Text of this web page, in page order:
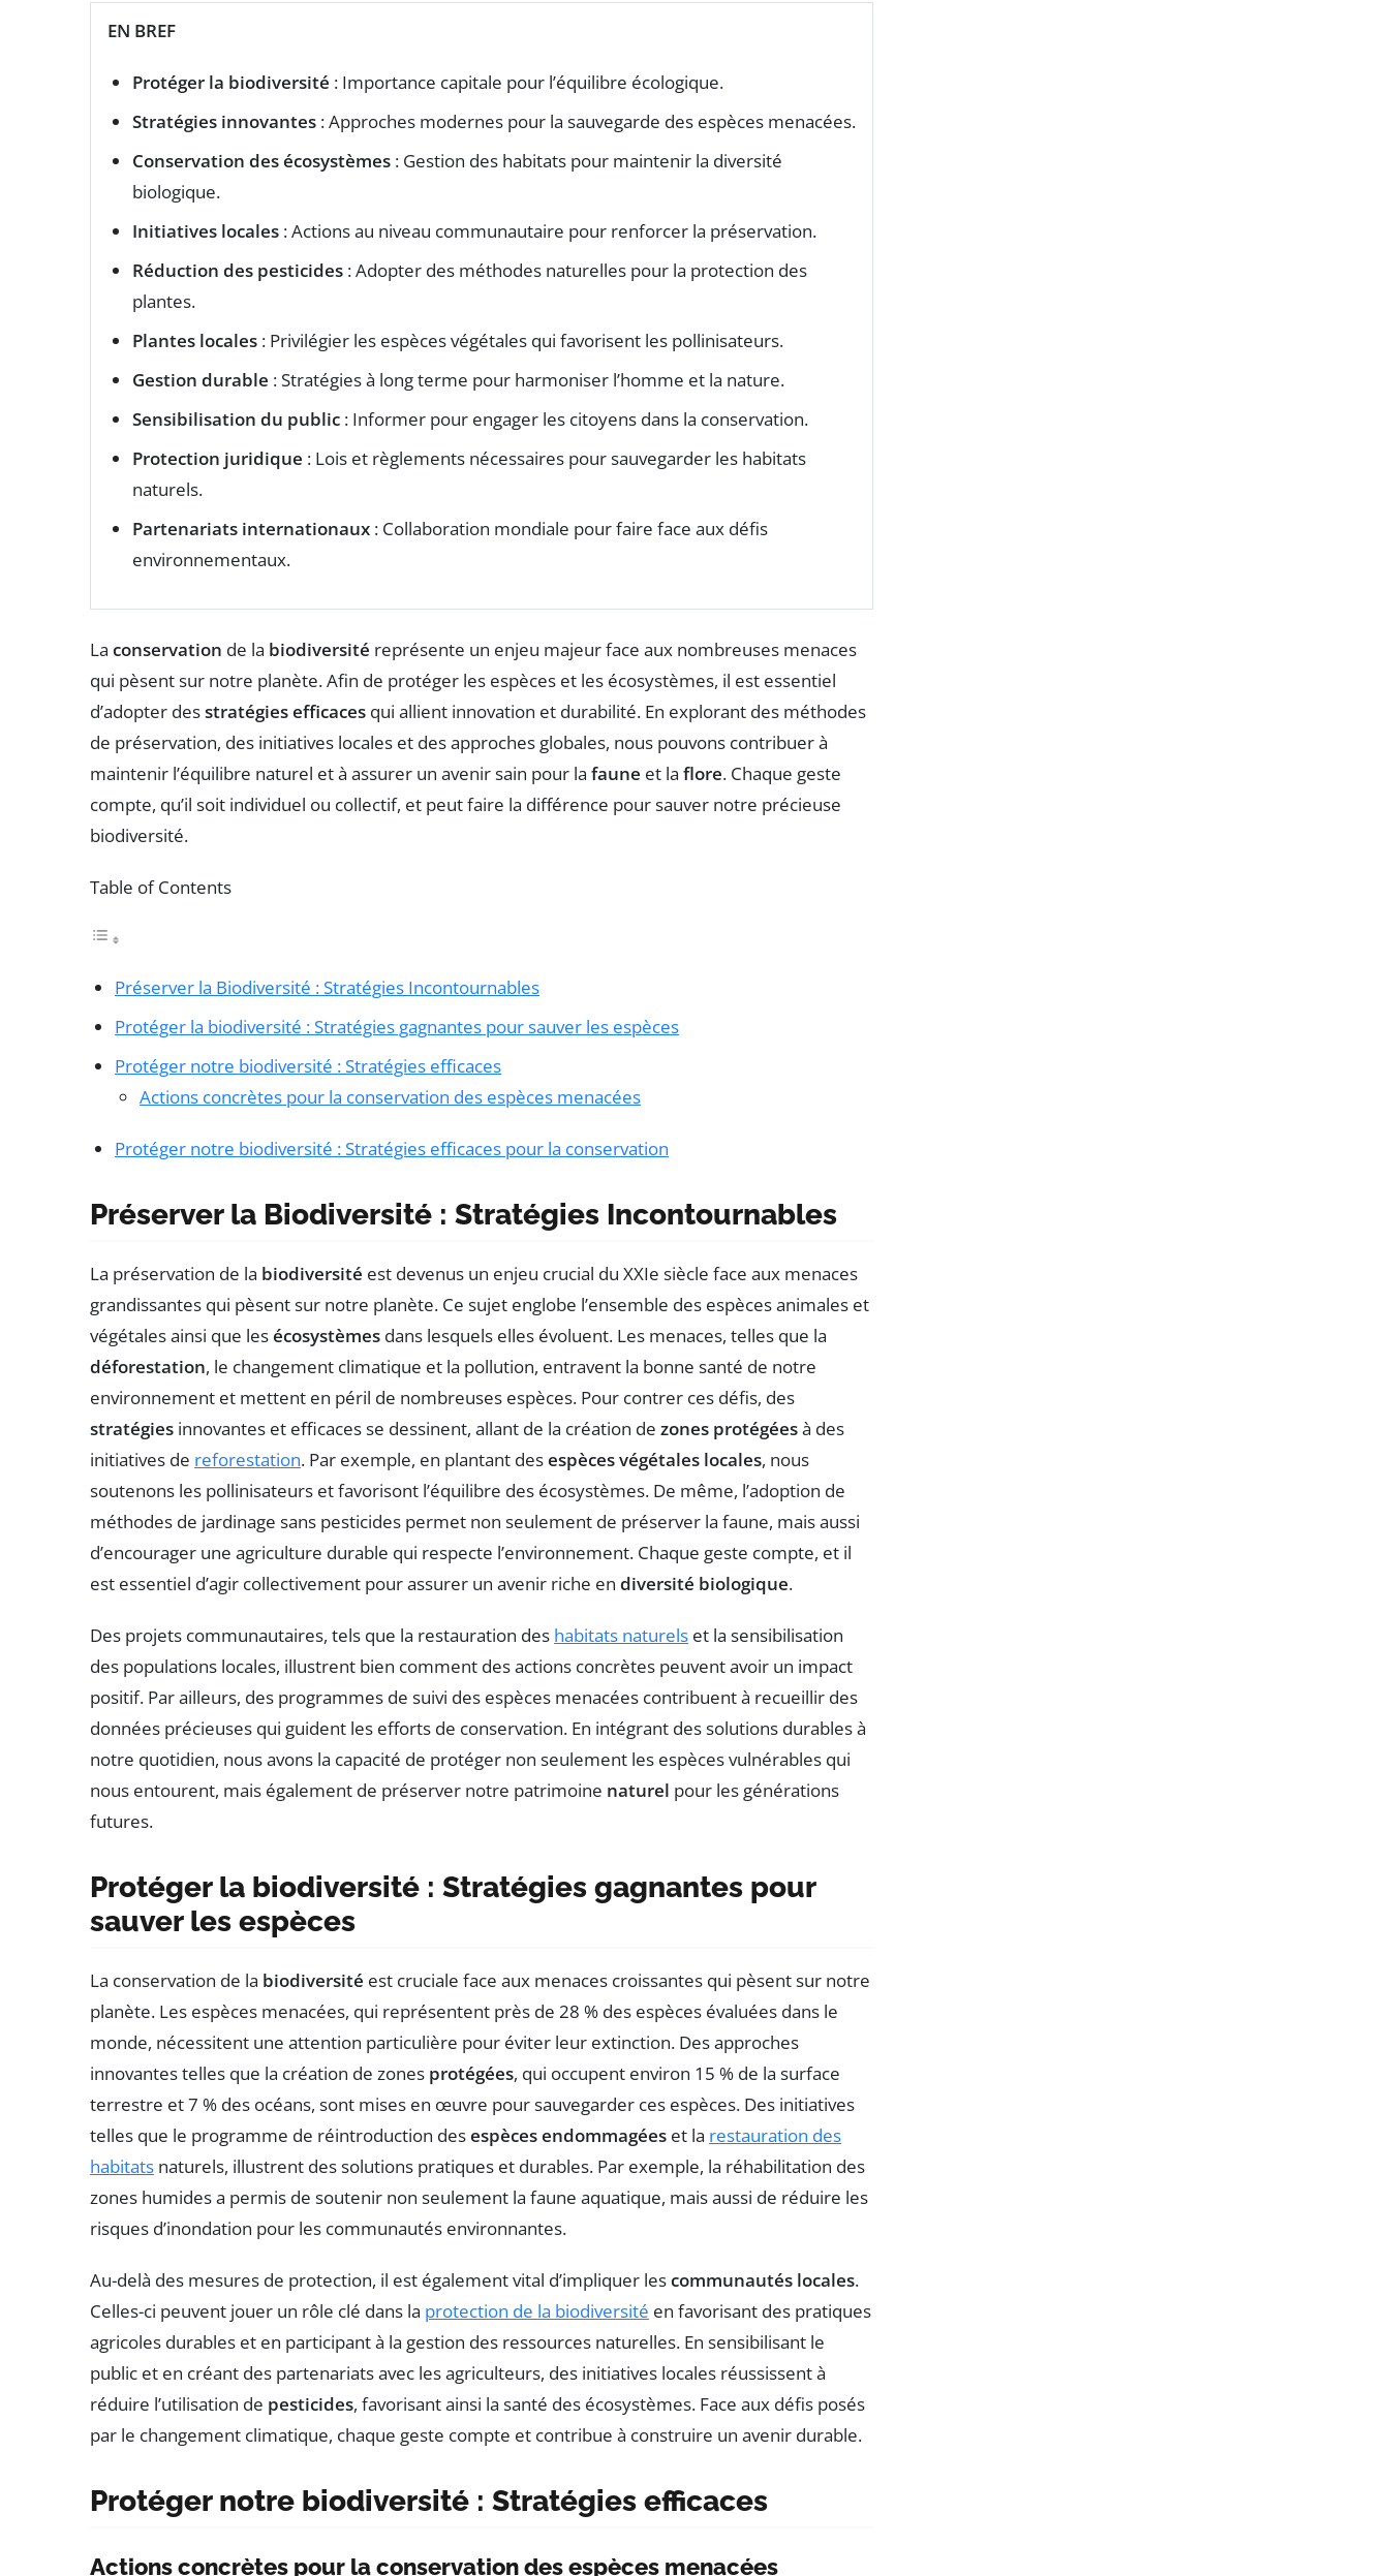
EN BREF
Protéger la biodiversité : Importance capitale pour l’équilibre écologique.
Stratégies innovantes : Approches modernes pour la sauvegarde des espèces menacées.
Conservation des écosystèmes : Gestion des habitats pour maintenir la diversité
biologique.
Initiatives locales : Actions au niveau communautaire pour renforcer la préservation.
Réduction des pesticides : Adopter des méthodes naturelles pour la protection des
plantes.
Plantes locales : Privilégier les espèces végétales qui favorisent les pollinisateurs.
Gestion durable : Stratégies à long terme pour harmoniser l’homme et la nature.
Sensibilisation du public : Informer pour engager les citoyens dans la conservation.
Protection juridique : Lois et règlements nécessaires pour sauvegarder les habitats
naturels.
Partenariats internationaux : Collaboration mondiale pour faire face aux défis
environnementaux.
La conservation de la biodiversité représente un enjeu majeur face aux nombreuses menaces
qui pèsent sur notre planète. Afin de protéger les espèces et les écosystèmes, il est essentiel
d’adopter desstratégies efficaces qui allient innovation et durabilité. En explorant des méthodes
de préservation, des initiatives locales et des approches globales, nous pouvons contribuer à
maintenir l’équilibre naturel et à assurer un avenir sain pour la faune et la flore. Chaque geste
compte, qu’il soit individuel ou collectif, et peut faire la différence pour sauver notre précieuse
biodiversité.
Table of Contents
Préserver la Biodiversité : Stratégies Incontournables
Protéger la biodiversité : Stratégies gagnantes pour sauver les espèces
Protéger notre biodiversité : Stratégies efficaces
Actions concrètes pour la conservation des espèces menacées
Protéger notre biodiversité : Stratégies efficaces pour la conservation
Préserver la Biodiversité : Stratégies Incontournables
La préservation de la biodiversité est devenus un enjeu crucial du XXIe siècle face aux menaces
grandissantes qui pèsent sur notre planète. Ce sujet englobe l’ensemble des espèces animales et
végétales ainsi que lesécosystèmes dans lesquels elles évoluent. Les menaces, telles que la
déforestation, le changement climatique et la pollution, entravent la bonne santé de notre
environnement et mettent en péril de nombreuses espèces. Pour contrer ces défis, des
stratégies innovantes et efficaces se dessinent, allant de la création de zones protégéesà des
initiatives de reforestation. Par exemple, en plantant desespèces végétales locales, nous
soutenons les pollinisateurs et favorisont l’équilibre des écosystèmes. De même, l’adoption de
méthodes de jardinage sans pesticides permet non seulement de préserver la faune, mais aussi
d’encourager une agriculture durable qui respecte l’environnement. Chaque geste compte, et il
est essentiel d’agir collectivement pour assurer un avenir riche en diversité biologique.
Des projets communautaires, tels que la restauration des habitats naturels et la sensibilisation
des populations locales, illustrent bien comment des actions concrètes peuvent avoir un impact
positif. Par ailleurs, des programmes de suivi des espèces menacées contribuent à recueillir des
données précieuses qui guident les efforts de conservation. En intégrant des solutions durables à
notre quotidien, nous avons la capacité de protéger non seulement les espèces vulnérables qui
nous entourent, mais également de préserver notre patrimoine naturel pour les générations
futures.
Protéger la biodiversité : Stratégies gagnantes pour
sauver les espèces
La conservation de la biodiversité est cruciale face aux menaces croissantes qui pèsent sur notre
planète. Les espèces menacées, qui représentent près de 28 % des espèces évaluées dans le
monde, nécessitent une attention particulière pour éviter leur extinction. Des approches
innovantes telles que la création de zones protégées, qui occupent environ 15 % de la surface
terrestre et 7 % des océans, sont mises en œuvre pour sauvegarder ces espèces. Des initiatives
telles que le programme de réintroduction desespèces endommagées et la restauration des
habitats naturels, illustrent des solutions pratiques et durables. Par exemple, la réhabilitation des
zones humides a permis de soutenir non seulement la faune aquatique, mais aussi de réduire les
risques d’inondation pour les communautés environnantes.
Au-delà des mesures de protection, il est également vital d’impliquer lescommunautés locales.
Celles-ci peuvent jouer un rôle clé dans la protection de la biodiversité en favorisant des pratiques
agricoles durables et en participant à la gestion des ressources naturelles. En sensibilisant le
public et en créant des partenariats avec les agriculteurs, des initiatives locales réussissent à
réduire l’utilisation de pesticides, favorisant ainsi la santé des écosystèmes. Face aux défis posés
par le changement climatique, chaque geste compte et contribue à construire un avenir durable.
Protéger notre biodiversité : Stratégies efficaces
Actions concrètes pour la conservation des espèces menacées